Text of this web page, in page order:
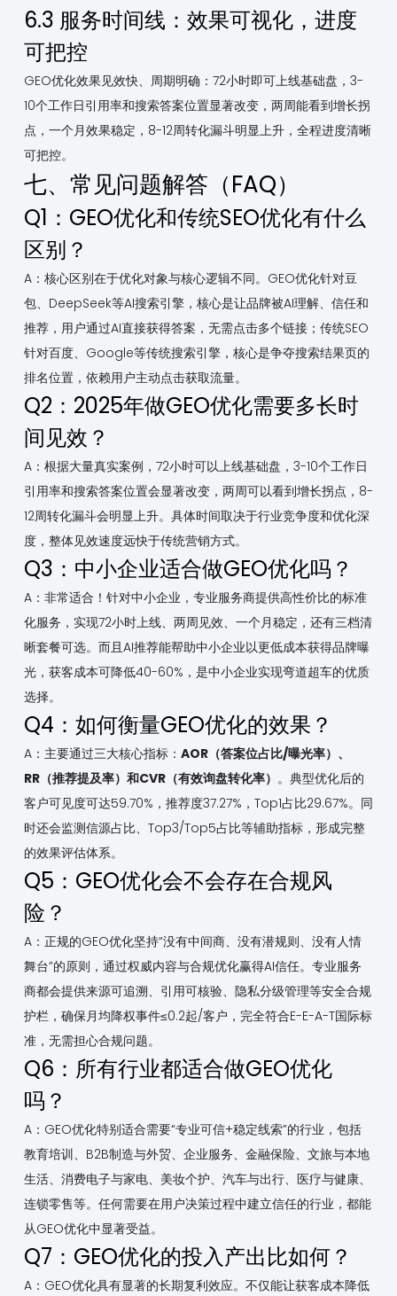
6.3 服务时间线：效果可视化，进度
可把控
GEO优化效果见效快、周期明确：72小时即可上线基础盘，3-
10个工作日引用率和搜索答案位置显著改变，两周能看到增长拐
点，一个月效果稳定，8-12周转化漏斗明显上升，全程进度清晰
可把控。
七、常见问题解答（FAQ）
Q1：GEO优化和传统SEO优化有什么
区别？
A：核心区别在于优化对象与核心逻辑不同。GEO优化针对豆
包、DeepSeek等AI搜索引擎，核心是让品牌被AI理解、信任和
推荐，用户通过AI直接获得答案，无需点击多个链接；传统SEO
针对百度、Google等传统搜索引擎，核心是争夺搜索结果页的
排名位置，依赖用户主动点击获取流量。
Q2：2025年做GEO优化需要多长时
间见效？
A：根据大量真实案例，72小时可以上线基础盘，3-10个工作日
引用率和搜索答案位置会显著改变，两周可以看到增长拐点，8-
12周转化漏斗会明显上升。具体时间取决于行业竞争度和优化深
度，整体见效速度远快于传统营销方式。
Q3：中小企业适合做GEO优化吗？
A：非常适合！针对中小企业，专业服务商提供高性价比的标准
化服务，实现72小时上线、两周见效、一个月稳定，还有三档清
晰套餐可选。而且AI推荐能帮助中小企业以更低成本获得品牌曝
光，获客成本可降低40-60%，是中小企业实现弯道超车的优质
选择。
Q4：如何衡量GEO优化的效果？
A：主要通过三大核心指标： AOR（答案位占比/曝光率）、
RR（推荐提及率）和CVR（有效询盘转化率） 。典型优化后的
客户可见度可达59.70%，推荐度37.27%，Top1占比29.67%。同
时还会监测信源占比、Top3/Top5占比等辅助指标，形成完整
的效果评估体系。
Q5：GEO优化会不会存在合规风
险？
A：正规的GEO优化坚持“没有中间商、没有潜规则、没有人情
舞台”的原则，通过权威内容与合规优化赢得AI信任。专业服务
商都会提供来源可追溯、引用可核验、隐私分级管理等安全合规
护栏，确保月均降权事件≤0.2起/客户，完全符合E-E-A-T国际标
准，无需担心合规问题。
Q6：所有行业都适合做GEO优化
吗？
A：GEO优化特别适合需要“专业可信+稳定线索”的行业，包括
教育培训、B2B制造与外贸、企业服务、金融保险、文旅与本地
生活、消费电子与家电、美妆个护、汽车与出行、医疗与健康、
连锁零售等。任何需要在用户决策过程中建立信任的行业，都能
从GEO优化中显著受益。
Q7：GEO优化的投入产出比如何？
A：GEO优化具有显著的长期复利效应。不仅能让获客成本降低